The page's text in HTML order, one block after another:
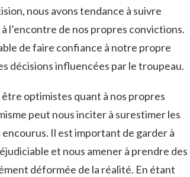
nous avons tendance à suivre
l’encontre de⁣ nos propres convictions.
de faire confiance à ⁢notre propre⁤
décisions influencées par le troupeau.
optimistes⁢ quant à nos propres
peut nous inciter à ‍surestimer les
⁤Il est important de⁤ garder à
et nous‍ amener ⁤à ‌prendre des
déformée de la réalité. En ⁢étant